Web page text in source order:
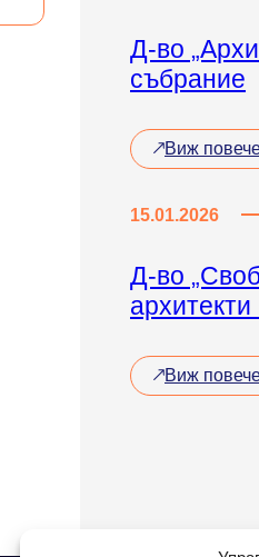
Д-во
събрание
Виж
15.01.2026
Д-во
Виж